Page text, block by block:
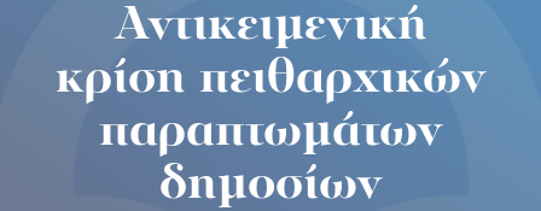
Αντικειμενική
κρίση πειθαρχικών
παραπτωμάτων
δημοσίων